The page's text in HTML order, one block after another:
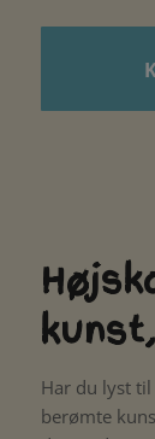
Har du lyst
berømte